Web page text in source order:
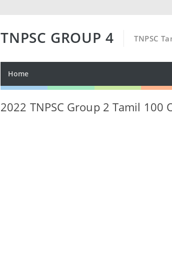
TNPSC GROUP 4 TNPSC
Home
2022 TNPSC Group 2 Tamil 100